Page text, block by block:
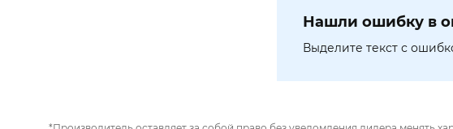
Нашли ошибку в
Выделите текст с